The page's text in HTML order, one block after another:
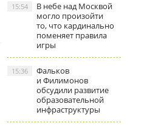
В небе над Москвой
могло произойти
то, что кардинально
поменяет правила
игры
15:54
Фальков
и Филимонов
обсудили развитие
образовательной
инфраструктуры
15:36